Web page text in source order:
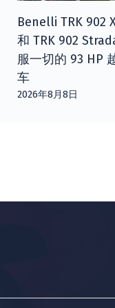
Benelli TRK 902
和 TRK 902
服一切的 93 HP
车
2026年8月8日